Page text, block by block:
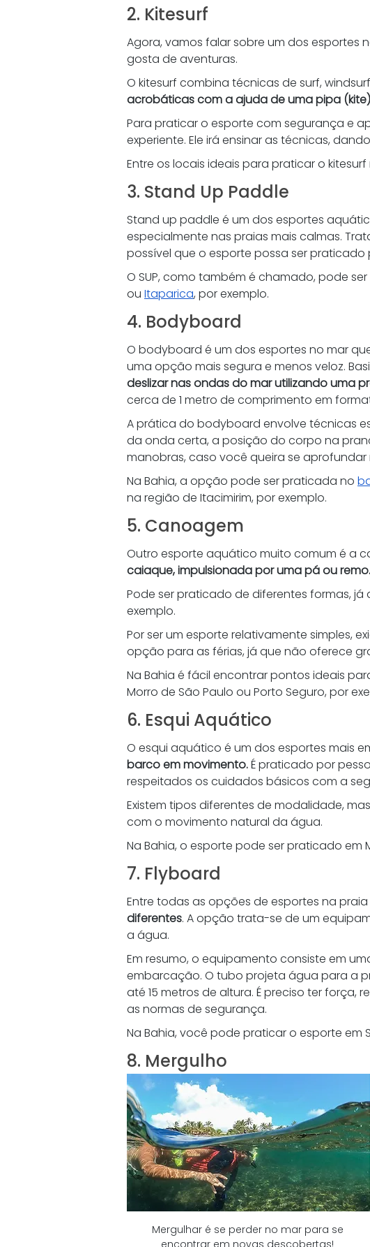
2. Kitesurf
Agora, vamos falar sobre um dos esportes
gosta de aventuras.
O kitesurf combina técnicas de surf,
acrobáticas com a ajuda de uma pipa
Para praticar o esporte com segurança e
experiente. Ele irá ensinar as técnicas,
Entre os locais ideais para praticar o
3. Stand Up Paddle
Stand up paddle é um dos esportes
especialmente nas praias mais calmas.
possível que o esporte possa ser
O SUP, como também é chamado, pode
ou Itaparica, por exemplo.
4. Bodyboard
O bodyboard é um dos esportes no mar
uma opção mais segura e menos veloz.
deslizar nas ondas do mar utilizando uma
cerca de 1 metro de comprimento em
A prática do bodyboard envolve técnicas
da onda certa, a posição do corpo na
manobras, caso você queira se aprofundar
Na Bahia, a opção pode ser praticada no
na região de Itacimirim, por exemplo.
5. Canoagem
Outro esporte aquático muito comum é a
caiaque, impulsionada por uma pá ou remo.
Pode ser praticado de diferentes formas,
exemplo.
Por ser um esporte relativamente simples,
opção para as férias, já que não oferece
Na Bahia é fácil encontrar pontos ideais
Morro de São Paulo ou Porto Seguro, por
6. Esqui Aquático
O esqui aquático é um dos esportes mais
barco em movimento. É praticado por
respeitados os cuidados básicos com a
Existem tipos diferentes de modalidade,
com o movimento natural da água.
Na Bahia, o esporte pode ser praticado em
7. Flyboard
Entre todas as opções de esportes na
diferentes. A opção trata-se de um
a água.
Em resumo, o equipamento consiste em
embarcação. O tubo projeta água para a
até 15 metros de altura. É preciso ter
as normas de segurança.
Na Bahia, você pode praticar o esporte em
8. Mergulho
Mergulhar é se perder no mar para se
encontrar em novas descobertas!